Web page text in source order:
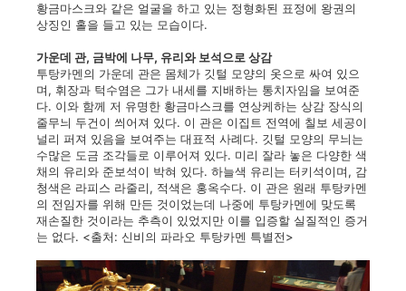
황금마스크와 같은 얼굴을 하고 있는 정형화된 표정에 왕권의
상징인 홀을 들고 있는 모습이다.
가운데 관, 금박에 나무, 유리와 보석으로 상감
투탕카멘의 가운데 관은 몸체가 깃털 모양의 옷으로 싸여 있으
며, 휘장과 턱수염은 그가 내세를 지배하는 통치자임을 보여준
다. 이와 함께 저 유명한 황금마스크를 연상케하는 상감 장식의
줄무늬 두건이 씌어져 있다. 이 관은 이집트 전역에 칠보 세공이
널리 퍼져 있음을 보여주는 대표적 사례다. 깃털 모양의 무늬는
수많은 도금 조각들로 이루어져 있다. 미리 잘라 놓은 다양한 색
채의 유리와 준보석이 박혀 있다. 하늘색 유리는 터키석이며, 감
청색은 라피스 라줄리, 적색은 홍옥수다. 이 관은 원래 투탕카멘
의 전임자를 위해 만든 것이었는데 나중에 투탕카멘에 맞도록
재손질한 것이라는 추측이 있었지만 이를 입증할 실질적인 증거
는 없다. <출처: 신비의 파라오 투탕카멘 특별전>